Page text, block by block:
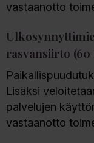
vastaanotto
rasvansiirto
Lisäksi
palvelujen
vastaanotto